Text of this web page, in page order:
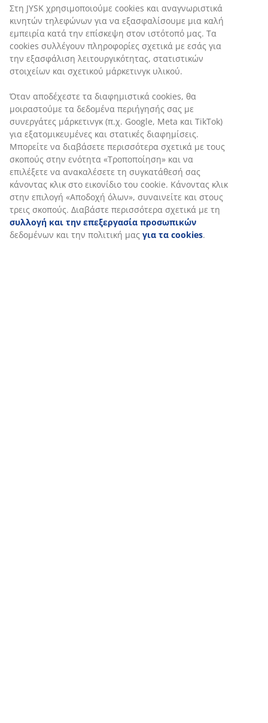
Στη JYSK χρησιμοποιούμε cookies και αναγνωριστικά
κινητών τηλεφώνων για να εξασφαλίσουμε μια καλή
εμπειρία κατά την επίσκεψη στον ιστότοπό μας. Τα
cookies συλλέγουν πληροφορίες σχετικά με εσάς για
την εξασφάλιση λειτουργικότητας, στατιστικών
στοιχείων και σχετικού μάρκετινγκ υλικού.
Όταν αποδέχεστε τα διαφημιστικά cookies, θα
μοιραστούμε τα δεδομένα περιήγησής σας με
συνεργάτες μάρκετινγκ (π.χ. Google, Meta και TikTok)
για εξατομικευμένες και στατικές διαφημίσεις.
Μπορείτε να διαβάσετε περισσότερα σχετικά με τους
σκοπούς στην ενότητα «Τροποποίηση» και να
επιλέξετε να ανακαλέσετε τη συγκατάθεσή σας
κάνοντας κλικ στο εικονίδιο του cookie. Κάνοντας κλικ
στην επιλογή «Αποδοχή όλων», συναινείτε και στους
τρεις σκοπούς. Διαβάστε περισσότερα σχετικά με τη
συλλογή και την επεξεργασία προσωπικών
δεδομένων και την πολιτική μας για τα cookies.